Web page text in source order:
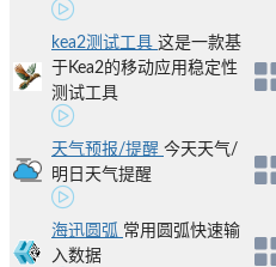
kea2测试工具 这是一款基
于Kea2的移动应用稳定性
测试工具
天气预报/提醒 今天天气/
明日天气提醒
海迅圆弧 常用圆弧快速输
入数据